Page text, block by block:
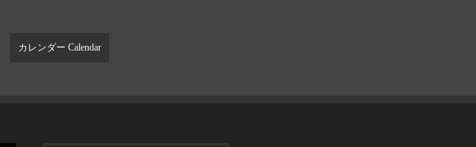
カレンダー Calendar